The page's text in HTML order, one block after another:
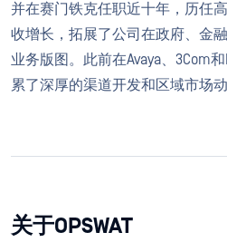
并在赛门铁克任职近十年，历任
收增长，拓展了公司在政府、金
业务版图。此前在Avaya、3Com
累了深厚的渠道开发和区域市场动
关于OPSWAT